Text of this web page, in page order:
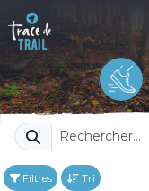
Filtres Tri